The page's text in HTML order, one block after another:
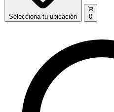
Selecciona tu ubicación 0